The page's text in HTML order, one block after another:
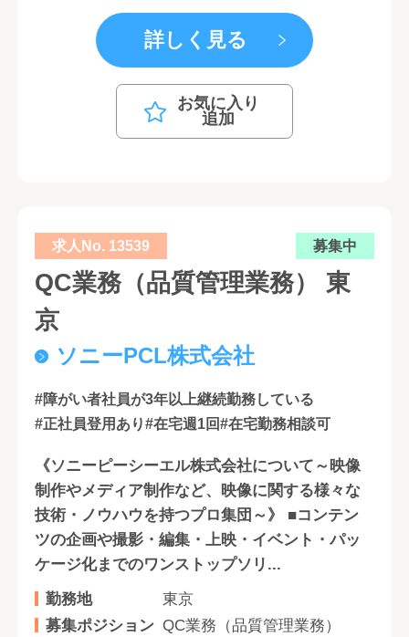
詳しく見る
お気に入り
追加
求人No. 13539 募集中
QC業務（品質管理業務） 東
京
ソニーPCL株式会社
#障がい者社員が3年以上継続勤務している
#正社員登用あり#在宅週1回#在宅勤務相談可
《ソニーピーシーエル株式会社について～映像
制作やメディア制作など、映像に関する様々な
技術・ノウハウを持つプロ集団～》 ■コンテン
ツの企画や撮影・編集・上映・イベント・パッ
ケージ化までのワンストップソリ...
勤務地
東京
募集ポジション QC業務（品質管理業務）